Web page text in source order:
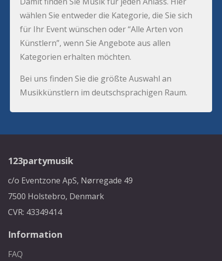
wählen Sie entweder die Kategorie, die Sie sich
für Ihr Event wünschen oder “Alle Arten von
Künstlern”, wenn Sie Angebote aus allen
Kategorien erhalten möchten.
Bei uns finden Sie die größte Auswahl an
Musikkünstlern im deutschsprachigen Raum.
123partymusik
c/o Eventzone ApS, Nørregade 49
7500 Holstebro, Denmark
CVR: 43349414
Information
FAQ